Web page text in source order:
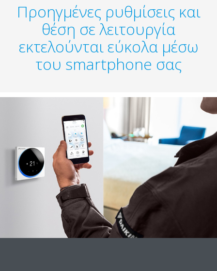
Προηγμένες ρυθμίσεις και
θέση σε λειτουργία
εκτελούνται εύκολα μέσω
του smartphone σας